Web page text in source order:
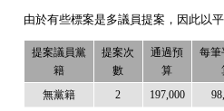
由於有些標案是多議員提案，因此以
提案議員黨
籍
提案次
數
通過預
算
每筆
無黨籍 2 197,000